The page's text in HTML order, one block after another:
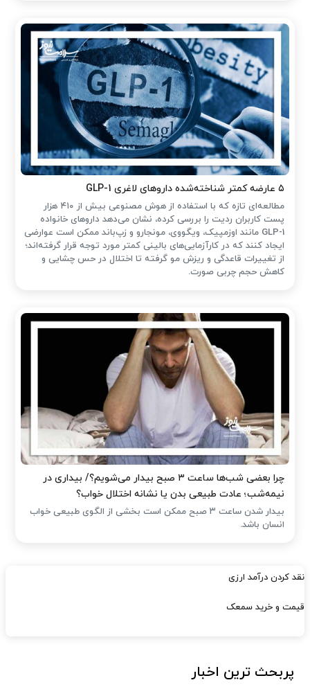
۵ عارضه کمتر شناخته‌شده داروهای لاغری GLP-1
مطالعه‌ای تازه که با استفاده از هوش مصنوعی بیش از ۴۱۰ هزار
پست کاربران ردیت را بررسی کرده، نشان می‌دهد داروهای خانواده
GLP-1 مانند اوزمپیک، ویگووی، مونجارو و زپ‌باند ممکن است عوارضی
ایجاد کنند که در کارآزمایی‌های بالینی کمتر مورد توجه قرار گرفته‌اند؛
از تغییرات قاعدگی و ریزش مو گرفته تا اختلال در حس چشایی و
کاهش حجم چربی صورت.
چرا بعضی شب‌ها ساعت ۳ صبح بیدار می‌شویم؟/ بیداری در
نیمه‌شب؛ عادت طبیعی بدن یا نشانه اختلال خواب؟
بیدار شدن ساعت ۳ صبح ممکن است بخشی از الگوی طبیعی خواب
انسان باشد.
نقد کردن درآمد ارزی
قیمت و خرید سمعک
پربحث ترین اخبار